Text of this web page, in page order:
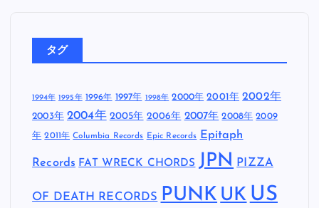
タグ
1994年 1995年 1996年 1997年 1998年 2000年 2001年 2002年
2003年 2004年 2005年 2006年 2007年 2008年 2009
年 2011年 Columbia Records Epic Records Epitaph
Records FAT WRECK CHORDS JPN PIZZA
OF DEATH RECORDS PUNK UK US